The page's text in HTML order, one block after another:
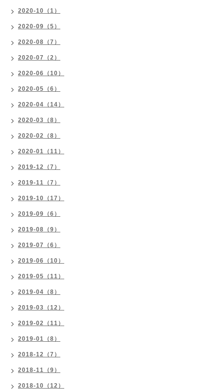
2020-10（1）
2020-09（5）
2020-08（7）
2020-07（2）
2020-06（10）
2020-05（6）
2020-04（14）
2020-03（8）
2020-02（8）
2020-01（11）
2019-12（7）
2019-11（7）
2019-10（17）
2019-09（6）
2019-08（9）
2019-07（6）
2019-06（10）
2019-05（11）
2019-04（8）
2019-03（12）
2019-02（11）
2019-01（8）
2018-12（7）
2018-11（9）
2018-10（12）